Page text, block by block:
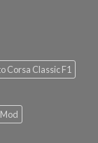
Corsa Classic F1